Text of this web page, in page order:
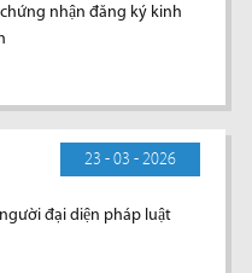
nhận đăng ký kinh
23 - 03 - 2026
đại diện pháp luật